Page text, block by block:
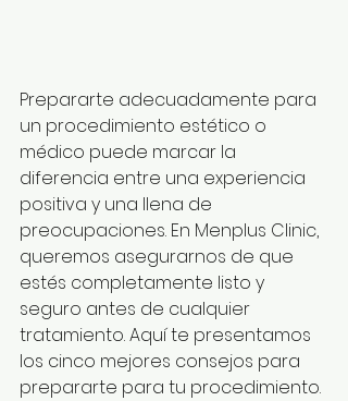
Prepararte adecuadamente para
un procedimiento estético o
médico puede marcar la
diferencia entre una experiencia
positiva y una llena de
preocupaciones. En Menplus Clinic,
queremos asegurarnos de que
estés completamente listo y
seguro antes de cualquier
tratamiento. Aquí te presentamos
los cinco mejores consejos para
prepararte para tu procedimiento.